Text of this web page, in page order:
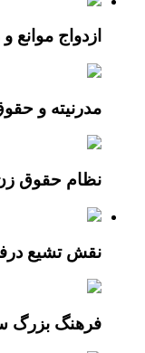
ازدواج موانع
مدرنیته و
نظام حقوق
نقش تشيع
فرهنگ بزرگ